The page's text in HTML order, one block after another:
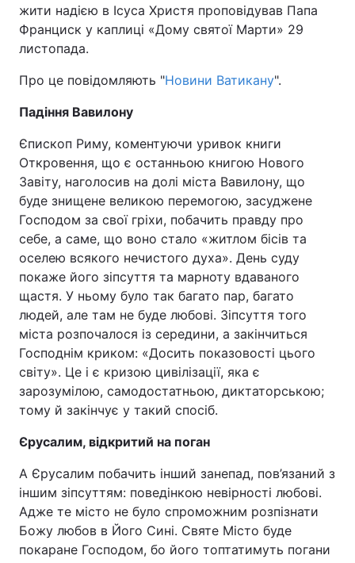
жити надією в Ісуса Христя проповідував Папа
Франциск у каплиці «Дому святої Марти» 29
листопада.
Про це повідомляють "Новини Ватикану".
Падіння Вавилону
Єпископ Риму, коментуючи уривок книги
Откровення, що є останньою книгою Нового
Завіту, наголосив на долі міста Вавилону, що
буде знищене великою перемогою, засуджене
Господом за свої гріхи, побачить правду про
себе, а саме, що воно стало «житлом бісів та
оселею всякого нечистого духа». День суду
покаже його зіпсуття та марноту вдаваного
щастя. У ньому було так багато пар, багато
людей, але там не буде любові. Зіпсуття того
міста розпочалося із середини, а закінчиться
Господнім криком: «Досить показовості цього
світу». Це і є кризою цивілізації, яка є
зарозумілою, самодостатньою, диктаторською;
тому й закінчує у такий спосіб.
Єрусалим, відкритий на поган
А Єрусалим побачить інший занепад, пов’язаний з
іншим зіпсуттям: поведінкою невірності любові.
Адже те місто не було спроможним розпізнати
Божу любов в Його Сині. Святе Місто буде
покаране Господом, бо його топтатимуть погани